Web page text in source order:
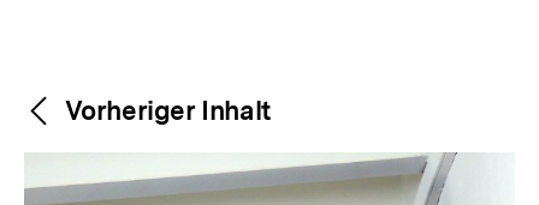
Weitere
Inhalte
Content-
Navigation
Vorheriger Inhalt